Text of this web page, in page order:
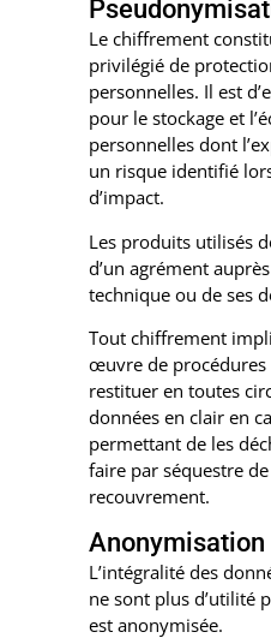
Le chiffrement
privilégié de
personnelles. Il est
pour le stockage et
personnelles dont
un risque identifié
d’impact.
Les produits utilisés
d’un agrément
technique ou de ses
Tout chiffrement
œuvre de
restituer en toutes
données en clair en
permettant de les
faire par séquestre
recouvrement.
Anonymisation
L’intégralité des
ne sont plus d’utilité
est anonymisée.